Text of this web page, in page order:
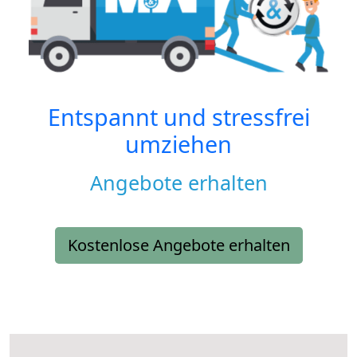
Entspannt und stressfrei
umziehen
Angebote erhalten
Kostenlose Angebote erhalten